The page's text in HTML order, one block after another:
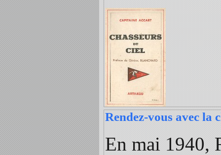
Rendez-vous avec la
En mai 1940,